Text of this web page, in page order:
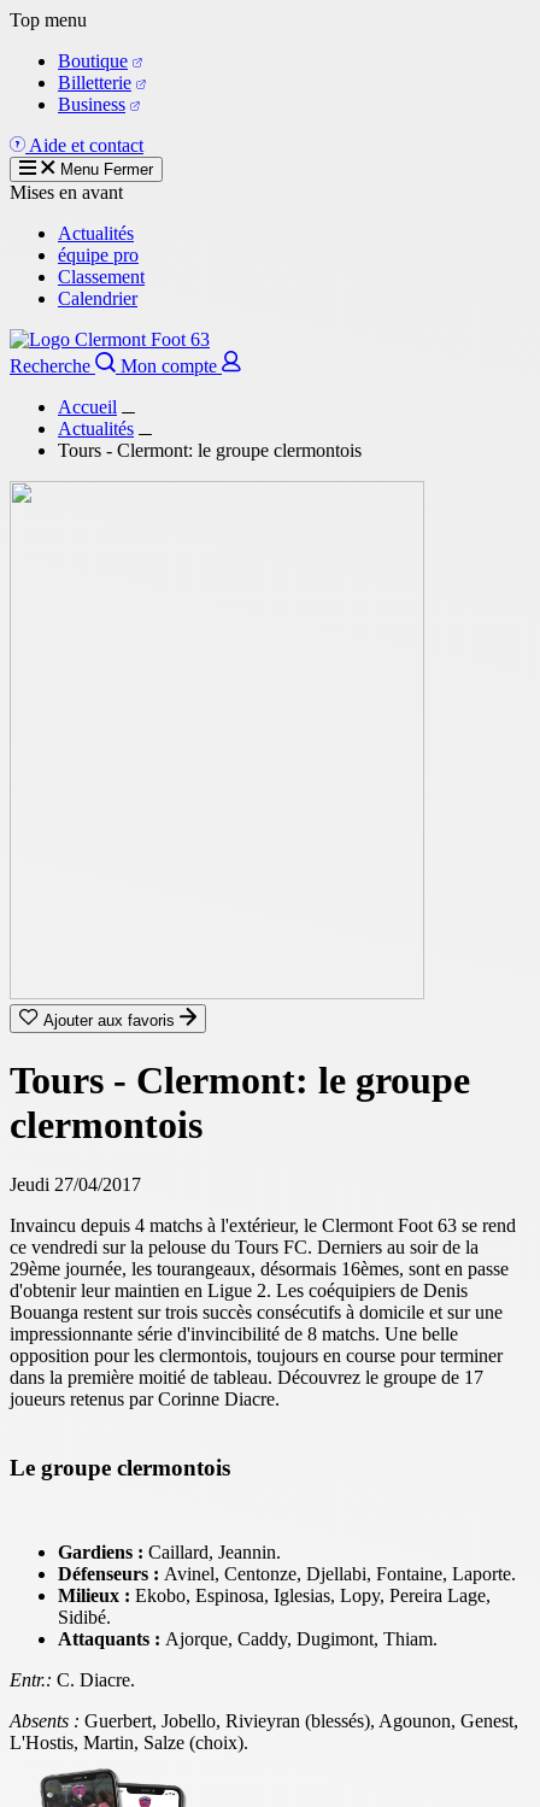
Aller
contenu
principal
Top menu
Boutique
Billetterie
Business
Aide et contact
Menu Fermer
Mises en avant
Actualités
équipe pro
Classement
Calendrier
Recherche
Mon compte
Accueil
Actualités
Tours - Clermont: le groupe clermontois
Ajouter aux favoris
Tours - Clermont: le groupe
clermontois
Jeudi 27/04/2017
Invaincu depuis 4 matchs à l'extérieur, le Clermont Foot 63 se rend
ce vendredi sur la pelouse du Tours FC. Derniers au soir de la
29ème journée, les tourangeaux, désormais 16èmes, sont en passe
d'obtenir leur maintien en Ligue 2. Les coéquipiers de Denis
Bouanga restent sur trois succès consécutifs à domicile et sur une
impressionnante série d'invincibilité de 8 matchs. Une belle
opposition pour les clermontois, toujours en course pour terminer
dans la première moitié de tableau. Découvrez le groupe de 17
joueurs retenus par Corinne Diacre.
Le groupe clermontois
Gardiens : Caillard, Jeannin.
Défenseurs : Avinel, Centonze, Djellabi, Fontaine, Laporte.
Milieux : Ekobo, Espinosa, Iglesias, Lopy, Pereira Lage,
Sidibé.
Attaquants : Ajorque, Caddy, Dugimont, Thiam.
Entr.: C. Diacre.
Absents : Guerbert, Jobello, Rivieyran (blessés), Agounon, Genest,
L'Hostis, Martin, Salze (choix).